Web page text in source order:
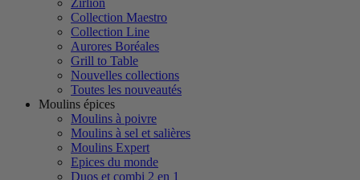
Zirlion
Collection Maestro
Collection Line
Aurores Boréales
Grill to Table
Nouvelles collections
Toutes les nouveautés
Moulins épices
Moulins à poivre
Moulins à sel et salières
Moulins Expert
Epices du monde
Duos et combi 2 en 1